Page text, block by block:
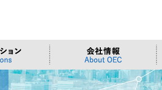
テム サーバー/ネ
セキュリティ >ものづくり
>拠点一覧
向けご提案フォーム